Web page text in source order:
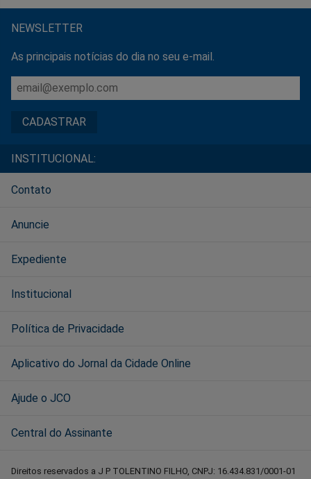
NEWSLETTER
As principais notícias do dia no seu e-mail.
INSTITUCIONAL:
Contato
Anuncie
Expediente
Institucional
Política de Privacidade
Aplicativo do Jornal da Cidade Online
Ajude o JCO
Central do Assinante
Direitos reservados a J P TOLENTINO FILHO, CNPJ: 16.434.831/0001-01